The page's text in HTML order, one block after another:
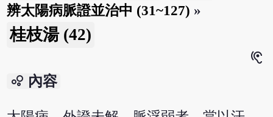
辨太陽病脈證並治中 (31~127) »
桂枝湯 (42)
hearing
bubble_chart 內容